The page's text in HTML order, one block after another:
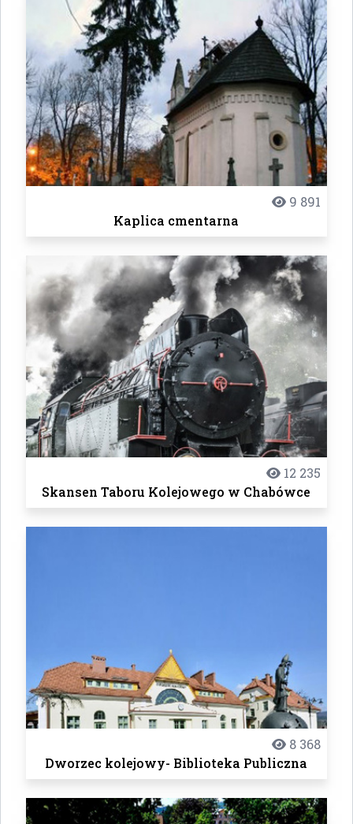
9 891
Kaplica cmentarna
12 235
Skansen Taboru Kolejowego w Chabówce
8 368
Dworzec kolejowy- Biblioteka Publiczna